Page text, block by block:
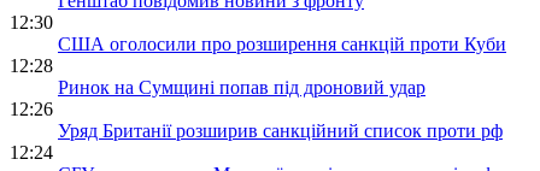
12:30
США оголосили про розширення санкцій проти Куби
12:28
Ринок на Сумщині попав під дроновий удар
12:26
Уряд Британії розширив санкційний список проти рф
12:24